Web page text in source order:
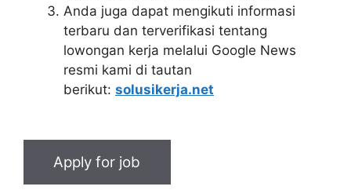
Anda juga dapat mengikuti informasi
terbaru dan terverifikasi tentang
lowongan kerja melalui Google News
resmi kami di tautan
berikut: solusikerja.net